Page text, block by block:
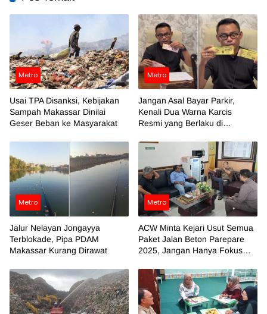
Metro
Usai TPA Disanksi, Kebijakan
Sampah Makassar Dinilai
Geser Beban ke Masyarakat
Metro
Jangan Asal Bayar Parkir,
Kenali Dua Warna Karcis
Resmi yang Berlaku di
Metro
Jalur Nelayan Jongayya
Terblokade, Pipa PDAM
Makassar Kurang Dirawat
Metro
ACW Minta Kejari Usut Semua
Paket Jalan Beton Parepare
2025, Jangan Hanya Fokus